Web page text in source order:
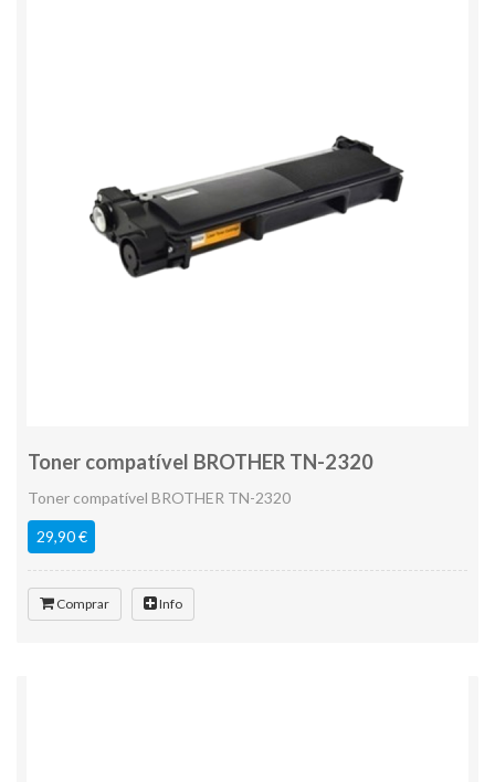
Toner compatível BROTHER TN-2320
Toner compatível BROTHER TN-2320
29,90 €
Comprar Info